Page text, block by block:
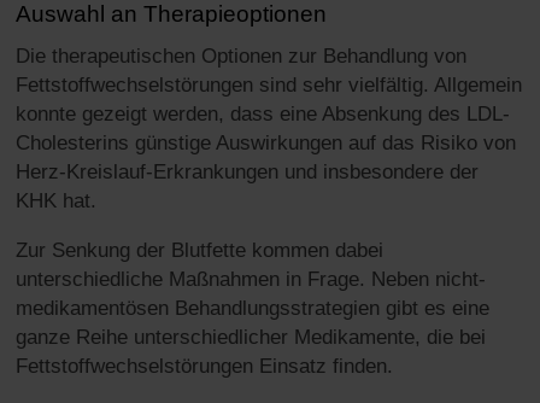
Auswahl an Therapieoptionen
Die therapeutischen Optionen zur Behandlung von
Fettstoffwechselstörungen sind sehr vielfältig. Allgemein
konnte gezeigt werden, dass eine Absenkung des LDL-
Cholesterins günstige Auswirkungen auf das Risiko von
Herz-Kreislauf-Erkrankungen und insbesondere der
KHK hat.
Zur Senkung der Blutfette kommen dabei
unterschiedliche Maßnahmen in Frage. Neben nicht-
medikamentösen Behandlungsstrategien gibt es eine
ganze Reihe unterschiedlicher Medikamente, die bei
Fettstoffwechselstörungen Einsatz finden.